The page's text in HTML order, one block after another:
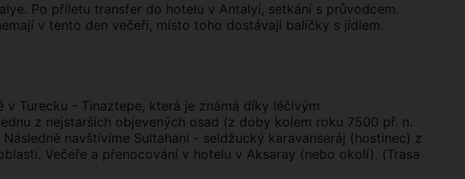
Po příletu transfer do hotelu v Antalyi, setkání s průvodcem.
v tento den večeři, místo toho dostávají balíčky s jídlem.
v Turecku - Tinaztepe, která je známá díky léčivým
z nejstarších objevených osad (z doby kolem roku 7500 př. n.
navštívíme Sultahani - seldžucký karavanseráj (hostinec) z
Večeře a přenocování v hotelu v Aksaray (nebo okolí). (Trasa